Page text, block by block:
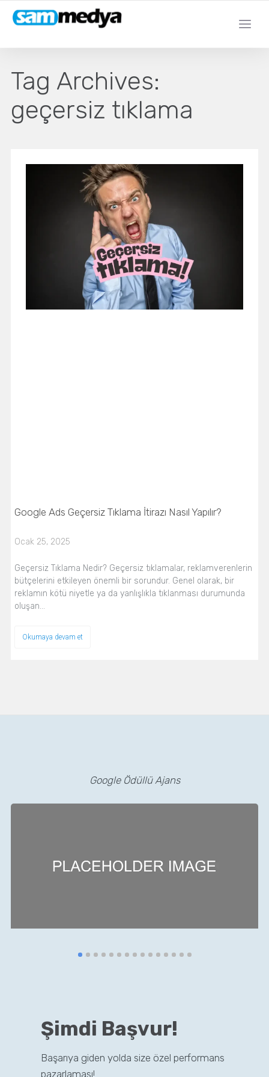
Tag Archives:
geçersiz tıklama
Google Ads Geçersiz Tıklama İtirazı Nasıl Yapılır?
Ocak 25, 2025
Geçersiz Tıklama Nedir? Geçersiz tıklamalar, reklamverenlerin
bütçelerini etkileyen önemli bir sorundur. Genel olarak, bir
reklamın kötü niyetle ya da yanlışlıkla tıklanması durumunda
oluşan…
Okumaya devam et
Google Ödüllü Ajans
Şimdi Başvur!
Başarıya giden yolda size özel performans
pazarlaması!